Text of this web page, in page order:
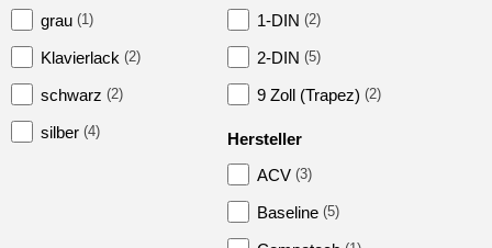
Freisprechanlagen
Multimedia
grau (1)
Klavierlack (2)
schwarz (2)
silber (4)
1-DIN (2)
2-DIN (5)
9 Zoll (Trapez) (2)
Hersteller
ACV (3)
Baseline (5)